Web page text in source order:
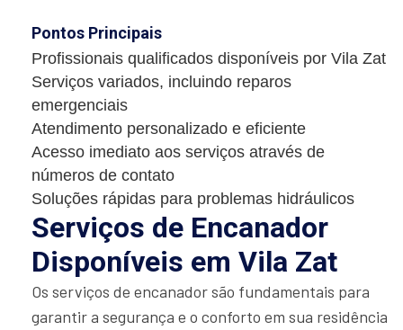
Pontos Principais
Profissionais qualificados disponíveis por Vila Zat
Serviços variados, incluindo reparos
emergenciais
Atendimento personalizado e eficiente
Acesso imediato aos serviços através de
números de contato
Soluções rápidas para problemas hidráulicos
Serviços de Encanador
Disponíveis em Vila Zat
Os serviços de encanador são fundamentais para
garantir a segurança e o conforto em sua residência